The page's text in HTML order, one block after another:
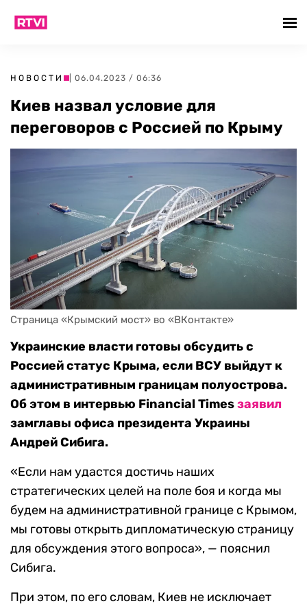
НОВОСТИ | 06.04.2023 / 06:36
Киев назвал условие для
переговоров с Россией по Крыму
Страница «Крымский мост» во «ВКонтакте»
Украинские власти готовы обсудить с
Россией статус Крыма, если ВСУ выйдут к
административным границам полуострова.
Об этом в интервью Financial Timesзаявил
замглавы офиса президента Украины
Андрей Сибига.
«Если нам удастся достичь наших
стратегических целей на поле боя и когда мы
будем на административной границе с Крымом,
мы готовы открыть дипломатическую страницу
для обсуждения этого вопроса», — пояснил
Сибига.
При этом, по его словам, Киев не исключает